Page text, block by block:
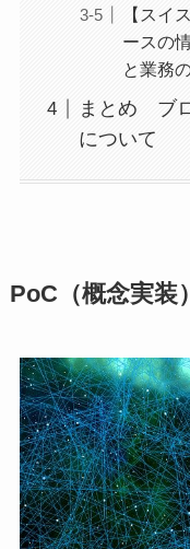
【スイ
ースの
と業務
まとめ ブ
について
PoC（概念実装